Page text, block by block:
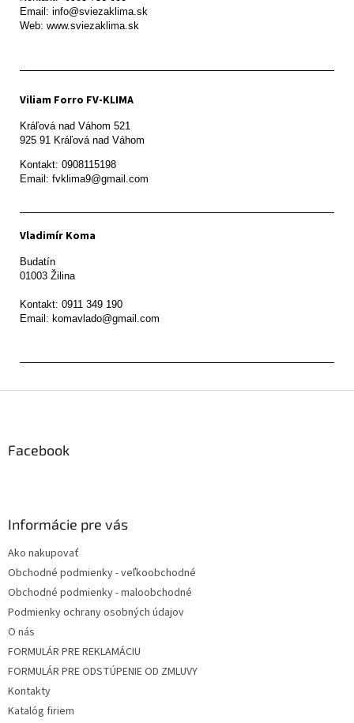
Email: info@sviezaklima.sk
Web: www.sviezaklima.sk
Viliam Forro FV-KLIMA
Kráľová nad Váhom 521
Kontakt: 0908115198
Email: fvklima9@gmail.com
Vladimír Koma
Budatín
01003 Žilina
Kontakt: 0911 349 190
Facebook
Informácie pre vás
Ako nakupovať
Obchodné podmienky - veľkoobchodné
Obchodné podmienky - maloobchodné
Podmienky ochrany osobných údajov
O nás
FORMULÁR PRE REKLAMÁCIU
FORMULÁR PRE ODSTÚPENIE OD ZMLUVY
Kontakty
Katalóg firiem